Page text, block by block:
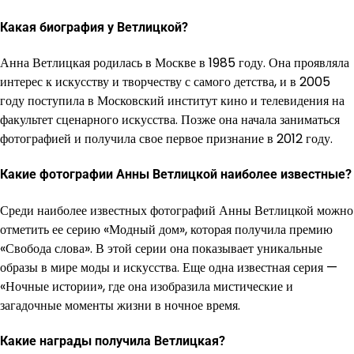
Какая биография у Ветлицкой?
Анна Ветлицкая родилась в Москве в 1985 году. Она проявляла
интерес к искусству и творчеству с самого детства, и в 2005
году поступила в Московский институт кино и телевидения на
факультет сценарного искусства. Позже она начала заниматься
фотографией и получила свое первое признание в 2012 году.
Какие фотографии Анны Ветлицкой наиболее известные?
Среди наиболее известных фотографий Анны Ветлицкой можно
отметить ее серию «Модный дом», которая получила премию
«Свобода слова». В этой серии она показывает уникальные
образы в мире моды и искусства. Еще одна известная серия —
«Ночные истории», где она изобразила мистические и
загадочные моменты жизни в ночное время.
Какие награды получила Ветлицкая?